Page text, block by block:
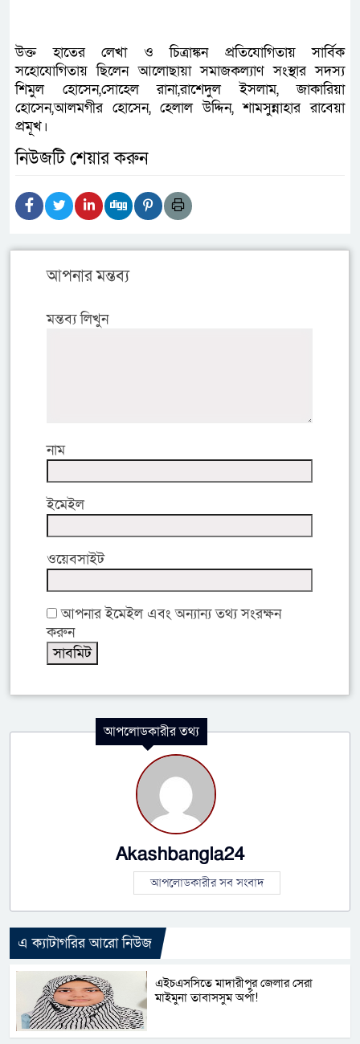
উক্ত হাতের লেখা ও চিত্রাঙ্কন প্রতিযোগিতায় সার্বিক
সহোযোগিতায় ছিলেন আলোছায়া সমাজকল্যাণ সংস্থার সদস্য
শিমুল হোসেন,সোহেল রানা,রাশেদুল ইসলাম, জাকারিয়া
হোসেন,আলমগীর হোসেন, হেলাল উদ্দিন, শামসুন্নাহার রাবেয়া
প্রমূখ।
নিউজটি শেয়ার করুন
আপনার মন্তব্য
মন্তব্য লিখুন
নাম
ইমেইল
ওয়েবসাইট
আপনার ইমেইল এবং অন্যান্য তথ্য সংরক্ষন
করুন
আপলোডকারীর তথ্য
Akashbangla24
আপলোডকারীর সব সংবাদ
এ ক্যাটাগরির আরো নিউজ
এইচএসসিতে মাদারীপুর জেলার সেরা
মাইমুনা তাবাসসুম অর্পা!